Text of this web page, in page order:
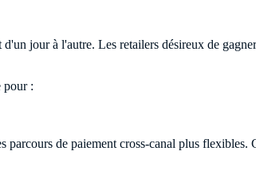
jour à l'autre. Les retailers désireux de
pour :
de paiement cross-canal plus flexibles.